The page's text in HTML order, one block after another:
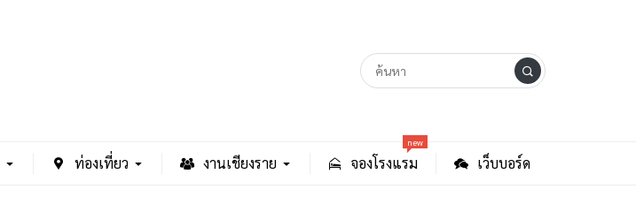
ท่องเที่ยว งานเชียงราย จองโรงแรม
new
เว็บบอร์ด